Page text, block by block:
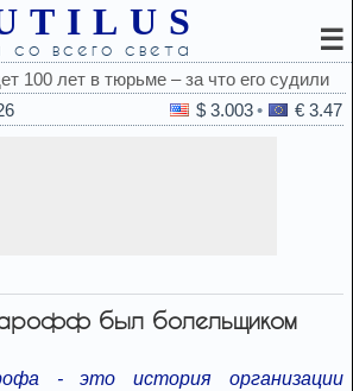
со всего света ☰
$ 3.003 € 3.47
был болельщиком
- это история организации